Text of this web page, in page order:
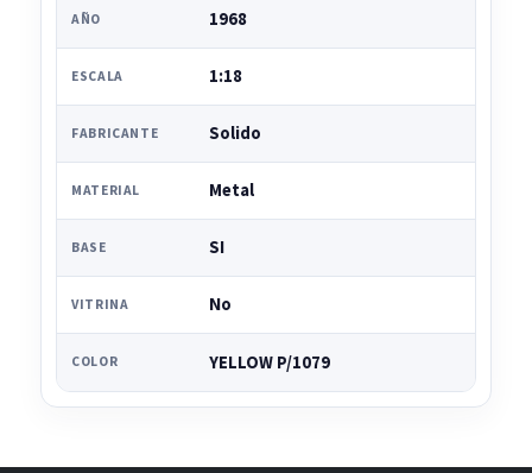
AÑO 1968
ESCALA 1:18
FABRICANTE Solido
MATERIAL Metal
BASE SI
VITRINA No
COLOR YELLOW P/1079